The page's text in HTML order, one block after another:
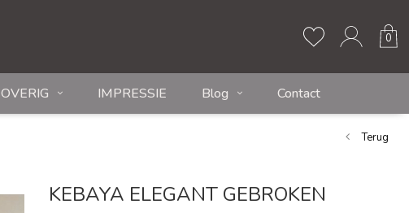
0
OVERIG IMPRESSIE Blog Contact
Terug
KEBAYA ELEGANT GEBROKEN